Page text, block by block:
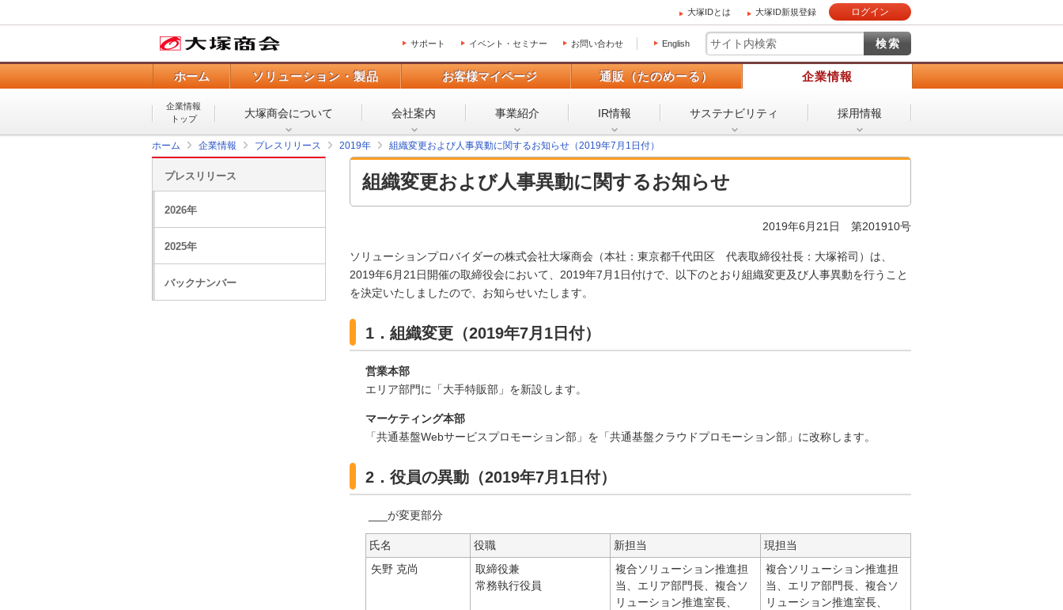
大塚IDとは 大塚ID新規登録 ログイン
サポート イベント・セミナー お問い合わせ English
ホーム ソリューション・製品 お客様マイページ 通販（たのめーる） 企業情報
企業情報
トップ
大塚商会について 会社案内 事業紹介 IR情報 サステナビリティ 採用情報
ホーム 企業情報 プレスリリース 2019年 組織変更および人事異動に関するお知らせ（2019年7月1日付）
組織変更および人事異動に関するお知らせ
2019年6月21日 第201910号
ソリューションプロバイダーの株式会社大塚商会（本社：東京都千代田区 代表取締役社長：大塚裕司）は、
2019年6月21日開催の取締役会において、2019年7月1日付けで、以下のとおり組織変更及び人事異動を行うこと
を決定いたしましたので、お知らせいたします。
1．組織変更（2019年7月1日付）
営業本部
エリア部門に「大手特販部」を新設します。
マーケティング本部
「共通基盤Webサービスプロモーション部」を「共通基盤クラウドプロモーション部」に改称します。
2．役員の異動（2019年7月1日付）
___が変更部分
氏名 役職 新担当
現担当
矢野 克尚
取締役兼
常務執行役員
複合ソリューション推進担
当、エリア部門長、複合ソ
リューション推進室長、
複合ソリューション推進担
当、エリア部門長、複合ソ
リューション推進室長、
プレスリリース
2026年
2025年
バックナンバー